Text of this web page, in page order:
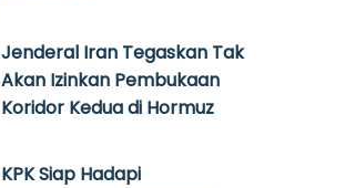
Jenderal Iran Tegaskan Tak
Akan Izinkan Pembukaan
Koridor Kedua di Hormuz
KPK Siap Hadapi